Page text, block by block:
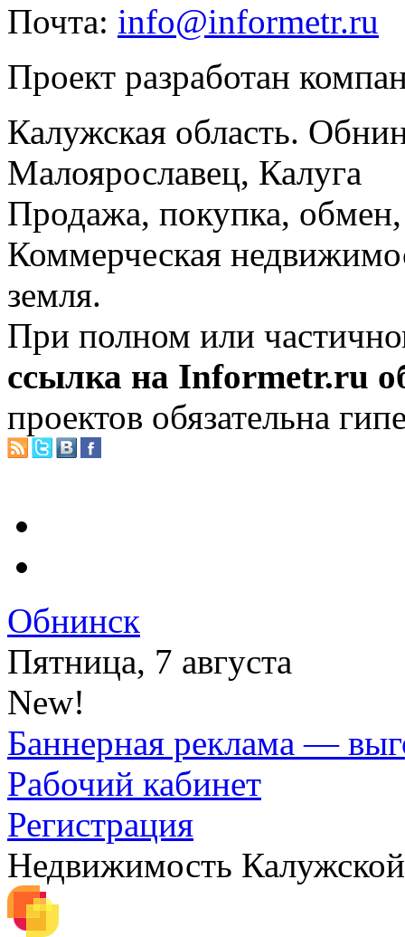
Почта: info@informetr.ru
Проект разработан
Калужская область.
Малоярославец, Калуга
Продажа, покупка, обмен,
Коммерческая
земля.
При полном или
ссылка на Informetr.ru
проектов обязательна
Обнинск
Пятница, 7 августа
New!
Баннерная реклама —
Рабочий кабинет
Регистрация
Недвижимость